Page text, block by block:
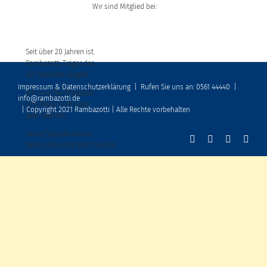
Wir sind Mitglied bei:
Seit über 20 Jahren ist
Rambazotti Träger des
DZI Spenden-Siegels
Wir sind frei finanziert
und freuen uns über
jede Spende!
Unser Spendenkonto:
DE86 5205 0353 0001 2345 61
Impressum & Datenschutzerklärung Rufen Sie uns an: 0561 44440
info@rambazotti.de
| Copyright 2021 Rambazotti | Alle Rechte vorbehalten